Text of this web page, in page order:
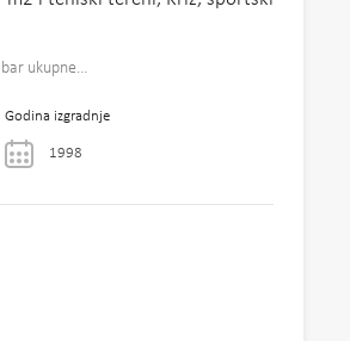
ukupne…
Godina izgradnje
1998